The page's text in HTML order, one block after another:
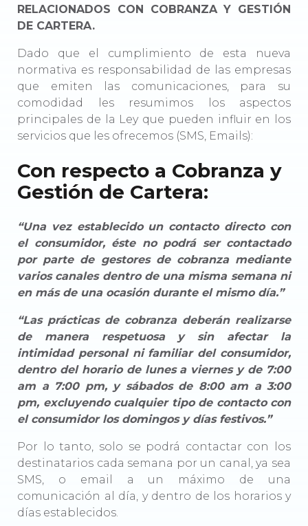
RELACIONADOS CON COBRANZA Y GESTIÓN
DE CARTERA.
Dado que el cumplimiento de esta nueva
normativa es responsabilidad de las empresas
que emiten las comunicaciones, para su
comodidad les resumimos los aspectos
principales de la Ley que pueden influir en los
servicios que les ofrecemos (SMS, Emails):
Con respecto a Cobranza y
Gestión de Cartera:
“Una vez establecido un contacto directo con
el consumidor, éste no podrá ser contactado
por parte de gestores de cobranza mediante
varios canales dentro de una misma semana ni
en más de una ocasión durante el mismo día.”
“Las prácticas de cobranza deberán realizarse
de manera respetuosa y sin afectar la
intimidad personal ni familiar del consumidor,
dentro del horario de lunes a viernes y de 7:00
am a 7:00 pm, y sábados de 8:00 am a 3:00
pm, excluyendo cualquier tipo de contacto con
el consumidor los domingos y días festivos.”
Por lo tanto, solo se podrá contactar con los
destinatarios cada semana por un canal, ya sea
SMS, o email a un máximo de una
comunicación al día, y dentro de los horarios y
días establecidos.